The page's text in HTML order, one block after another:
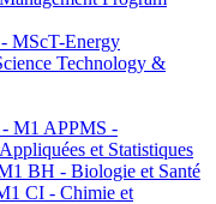
MScT-Energy
Technology &
M1 APPMS -
et Statistiques
BH - Biologie et Santé
CI - Chimie et